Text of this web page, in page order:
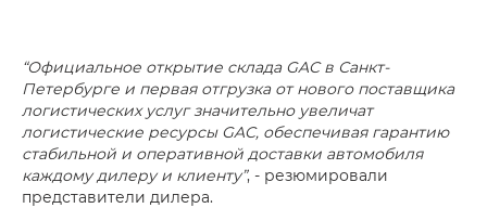
“Официальное открытие склада GAC в Санкт-
Петербурге и первая отгрузка от нового поставщика
логистических услуг значительно увеличат
логистические ресурсы GAC, обеспечивая гарантию
стабильной и оперативной доставки автомобиля
каждому дилеру и клиенту”, - резюмировали
представители дилера.